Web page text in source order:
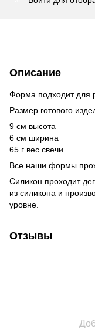
Описание
Форма подходит для
Размер готового
9 см высота
6 см ширина
65 г вес свечи
Все наши формы
Силикон проходит
из силикона и
уровне.
Отзывы